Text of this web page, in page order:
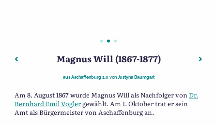
Beitragsnavigation
Vorheriger: Die rätselhaften „Steine“ am Leiderer
Magnus Will (1867-1877)
ausAschaffenburg 2.0 von Justyna Baumgart
Am 8. August 1867 wurde Magnus Will als Nachfolger von Dr.
Bernhard Emil Voglergewählt. Am 1. Oktober trat er sein
Amt als Bürgermeister von Aschaffenburg an.